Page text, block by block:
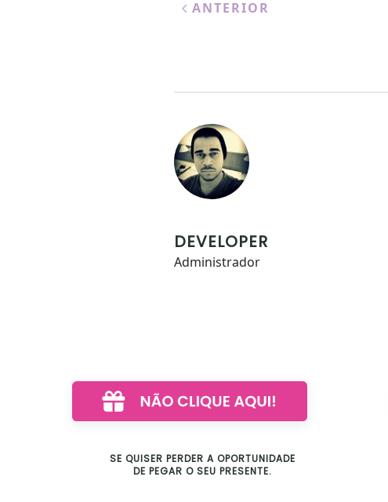
ANTERIOR
DEVELOPER
Administrador
SE QUISER PERDER A OPORTUNIDADE
DE PEGAR O SEU PRESENTE.